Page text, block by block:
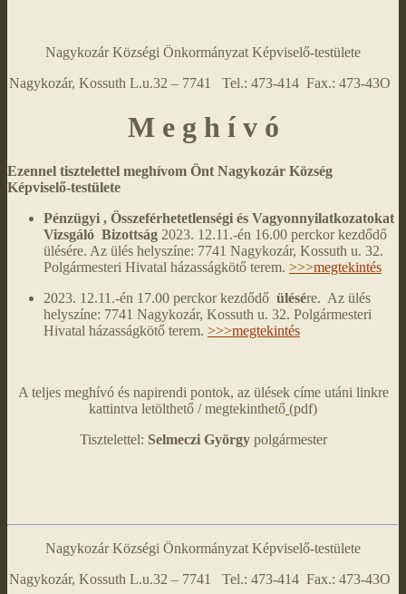
Nagykozár Községi Önkormányzat Képviselő-testülete
Nagykozár, Kossuth L.u.32 – 7741 Tel.: 473-414 Fax.: 473-43O
M e g h í v ó
Ezennel tisztelettel meghívom Önt Nagykozár Község
Képviselő-testülete
Pénzügyi , Összeférhetetlenségi és Vagyonnyilatkozatokat
Vizsgáló Bizottság 2023. 12.11.-én 16.00 perckor kezdődő
ülésére. Az ülés helyszíne: 7741 Nagykozár, Kossuth u. 32.
Polgármesteri Hivatal házasságkötő terem. >>>megtekintés
2023. 12.11.-én 17.00 perckor kezdődő ülésére. Az ülés
helyszíne: 7741 Nagykozár, Kossuth u. 32. Polgármesteri
Hivatal házasságkötő terem. >>>megtekintés
A teljes meghívó és napirendi pontok, az ülések címe utáni linkre
kattintva letölthető / megtekinthető (pdf)
Tisztelettel: Selmeczi Györgypolgármester
Nagykozár Községi Önkormányzat Képviselő-testülete
Nagykozár, Kossuth L.u.32 – 7741 Tel.: 473-414 Fax.: 473-43O